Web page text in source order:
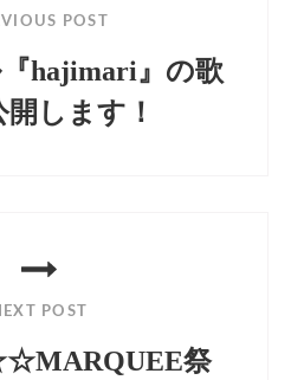
POST
hajimari』の歌
します！
POST
祭